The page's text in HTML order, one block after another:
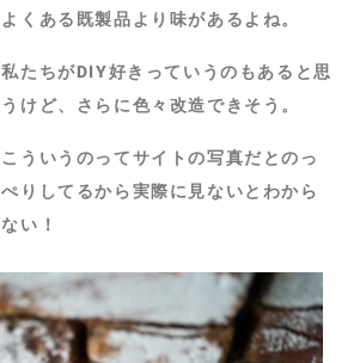
よくある既製品より味があるよね。
私たちがDIY好きっていうのもあると思
うけど、さらに色々改造できそう。
こういうのってサイトの写真だとのっ
ぺりしてるから実際に見ないとわから
ない！